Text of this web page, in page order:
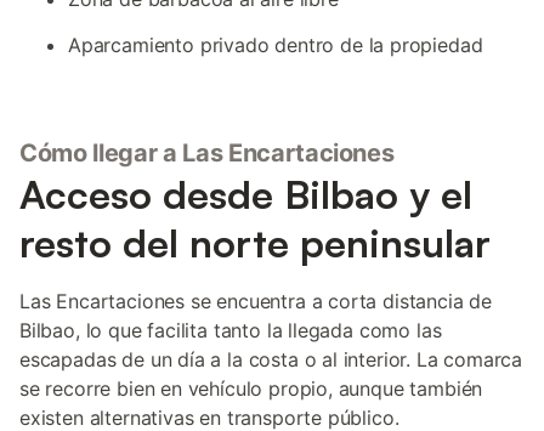
Aparcamiento privado dentro de la propiedad
Cómo llegar a Las Encartaciones
Acceso desde Bilbao y el
resto del norte peninsular
Las Encartaciones se encuentra a corta distancia de
Bilbao, lo que facilita tanto la llegada como las
escapadas de un día a la costa o al interior. La comarca
se recorre bien en vehículo propio, aunque también
existen alternativas en transporte público.